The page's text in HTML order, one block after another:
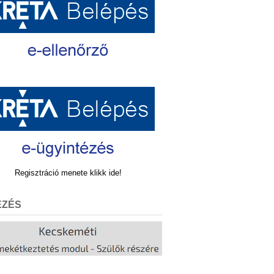
Regisztráció menete klikk ide!